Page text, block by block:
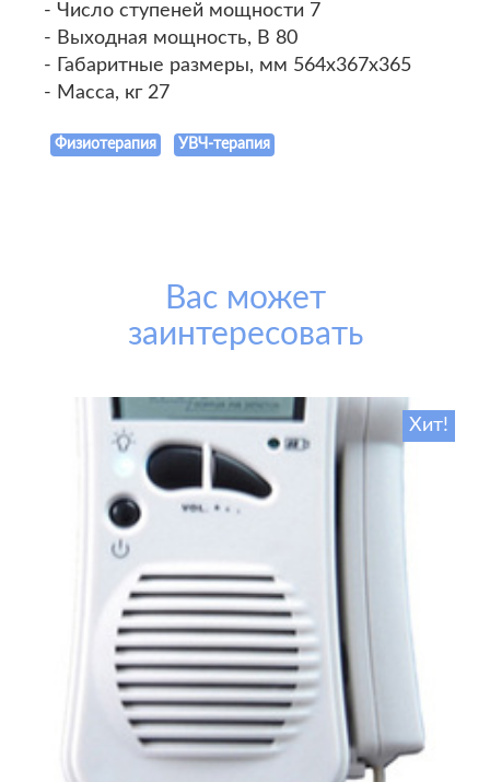
- Число ступеней мощности 7
- Выходная мощность, В 80
- Габаритные размеры, мм 564х367х365
- Масса, кг 27
Физиотерапия УВЧ-терапия
Вас может
заинтересовать
Хит!